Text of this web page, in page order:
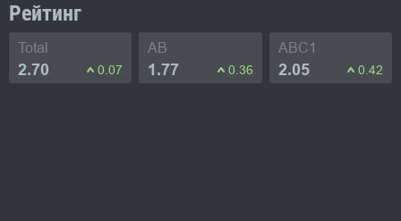
Рейтинг
Total
2.70 0.07
AB
1.77 0.36
ABC1
2.05 0.42